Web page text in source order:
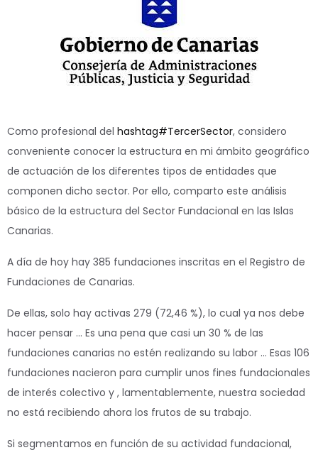
Como profesional del hashtag#TercerSector, considero
conveniente conocer la estructura en mi ámbito geográfico
de actuación de los diferentes tipos de entidades que
componen dicho sector. Por ello, comparto este análisis
básico de la estructura del Sector Fundacional en las Islas
Canarias.
A día de hoy hay 385 fundaciones inscritas en el Registro de
Fundaciones de Canarias.
De ellas, solo hay activas 279 (72,46 %), lo cual ya nos debe
hacer pensar … Es una pena que casi un 30 % de las
fundaciones canarias no estén realizando su labor … Esas 106
fundaciones nacieron para cumplir unos fines fundacionales
de interés colectivo y , lamentablemente, nuestra sociedad
no está recibiendo ahora los frutos de su trabajo.
Si segmentamos en función de su actividad fundacional,